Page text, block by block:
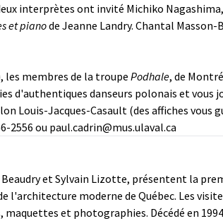
interprètes ont invité Michiko
et pianode Jeanne Landry. Chantal
les membres de la troupe Podhale, de
d'authentiques danseurs polonais et vous
Louis-Jacques-Casault (des affiches
2556 ou paul.cadrin@mus.ulaval.ca
et Sylvain Lizotte, présentent la
l'architecture moderne de Québec. Les
et photographies. Décédé en